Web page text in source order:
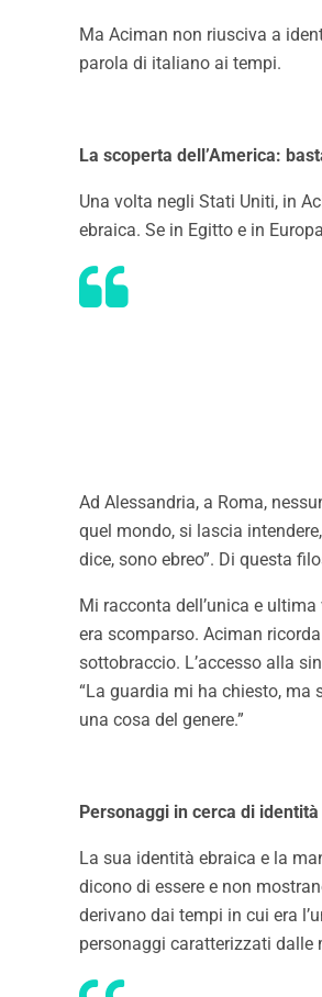
Ma Aciman non riusciva a
parola di italiano ai tempi.
La scoperta dell’America:
Una volta negli Stati Uniti, in
ebraica. Se in Egitto e in
Ad Alessandria, a Roma,
quel mondo, si lascia
dice, sono ebreo”. Di questa
Mi racconta dell’unica e
era scomparso. Aciman
sottobraccio. L’accesso alla
“La guardia mi ha chiesto, ma
una cosa del genere.”
Personaggi in cerca di identità
La sua identità ebraica e la
dicono di essere e non
derivano dai tempi in cui era
personaggi caratterizzati dalle